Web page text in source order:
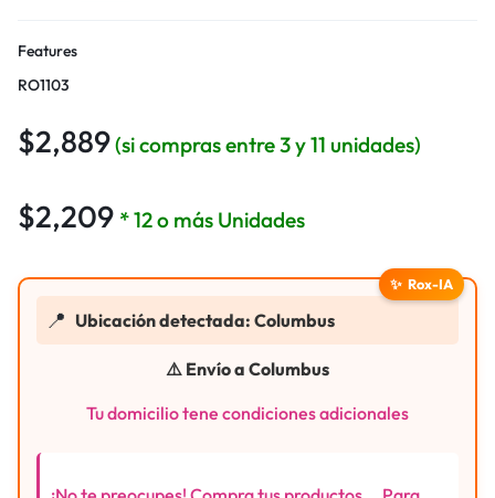
Features
RO1103
$2,889(si compras entre 3 y 11 unidades)
$2,209 * 12 o más Unidades
✨ Rox-IA
📍 Ubicación detectada: Columbus
⚠️ Envío a Columbus
Tu domicilio tene condiciones adicionales